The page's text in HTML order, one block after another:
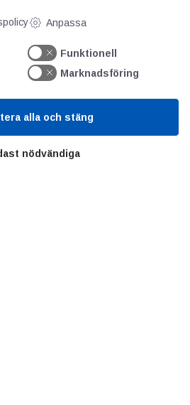
Anpassa
Funktionell
Marknadsföring
nödvändiga
alla och stäng